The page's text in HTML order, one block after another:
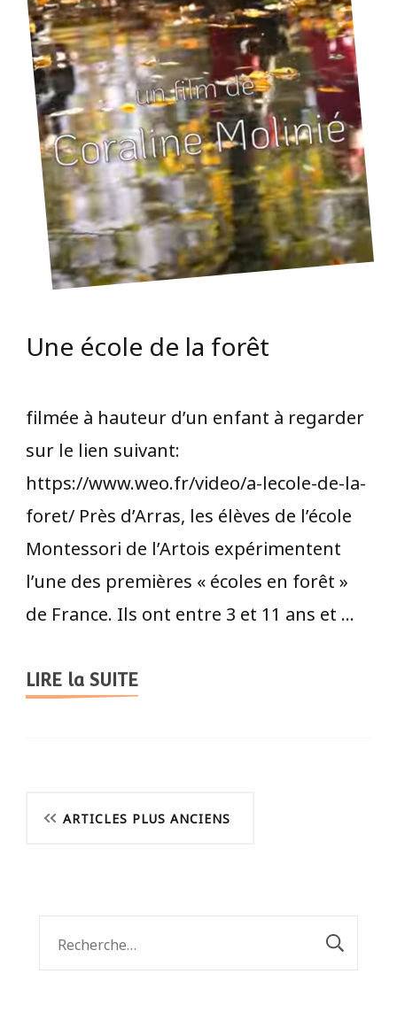
Une école de la forêt
filmée à hauteur d’un enfant à regarder
sur le lien suivant:
https://www.weo.fr/video/a-lecole-de-la-
foret/ Près d’Arras, les élèves de l’école
Montessori de l’Artois expérimentent
l’une des premières « écoles en forêt »
de France. Ils ont entre 3 et 11 ans et …
LIRE la SUITE
Navigation
articles
ARTICLES PLUS ANCIENS